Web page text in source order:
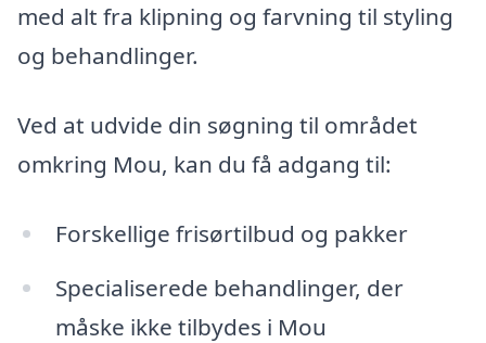
med alt fra klipning og farvning til styling
og behandlinger.
Ved at udvide din søgning til området
omkring Mou, kan du få adgang til:
Forskellige frisørtilbud og pakker
Specialiserede behandlinger, der
måske ikke tilbydes i Mou